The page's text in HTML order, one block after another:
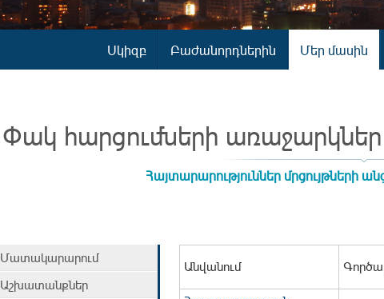
Սկիզբ Բաժանորդներին Մեր մասին
Փակ հարցումների
Հայտարարություններ մրցույթների
Մատակարարում
Աշխատանքներ
Անվանում